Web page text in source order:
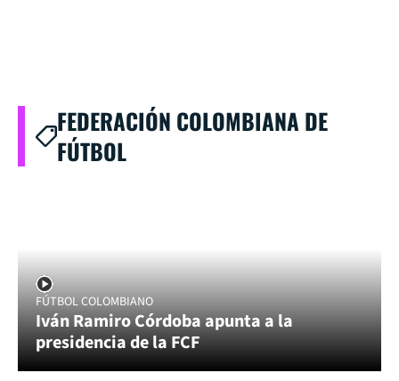
FEDERACIÓN COLOMBIANA DE
FÚTBOL
FÚTBOL COLOMBIANO
Iván Ramiro Córdoba apunta a la
presidencia de la FCF